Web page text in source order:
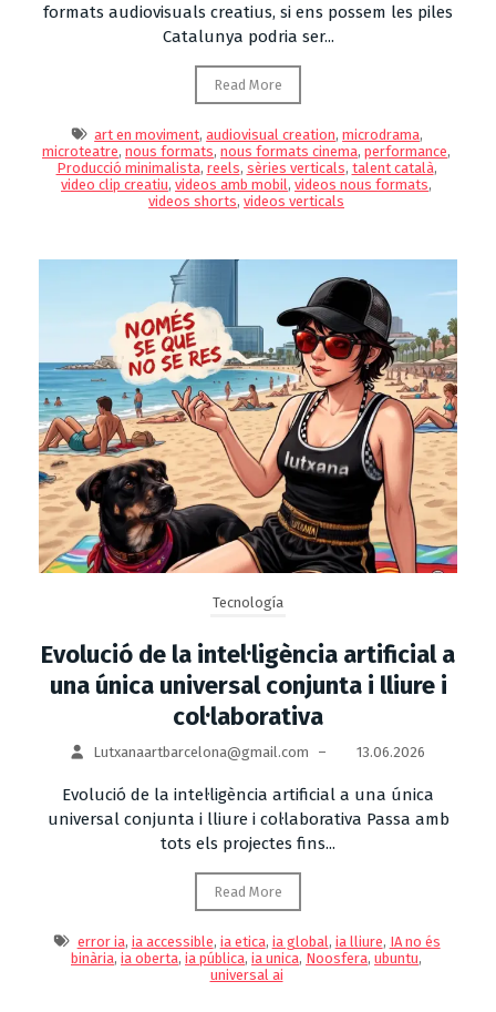
formats audiovisuals creatius, si ens possem les piles
Catalunya podria ser...
Read More
art en moviment,audiovisual creation,microdrama,
microteatre, nous formats, nous formats cinema, performance,
Producció minimalista, reels, sèries verticals, talent català,
video clip creatiu, videos amb mobil , videos nous formats,
videos shorts, videos verticals
Tecnología
Evolució de la intel·ligència artificial a
una única universal conjunta i lliure i
col·laborativa
Lutxanaartbarcelona@gmail.com – 13.06.2026
Evolució de la intel·ligència artificial a una única
universal conjunta i lliure i col·laborativa Passa amb
tots els projectes fins...
Read More
error ia, ia accessible, ia etica, ia global, ia lliure, IA no és
binària, ia oberta, ia pública, ia unica, Noosfera, ubuntu,
universal ai